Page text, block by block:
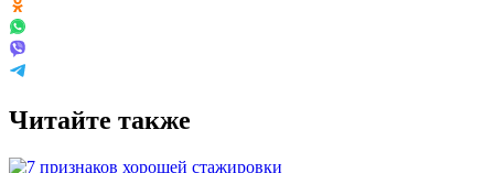
Читайте также